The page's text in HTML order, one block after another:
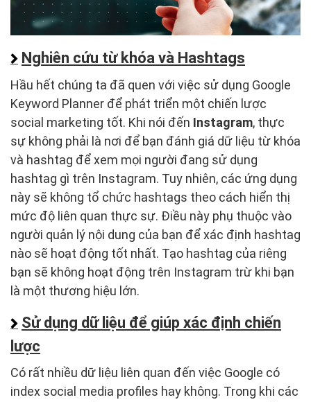
Nghiên cứu từ khóa và Hashtags
Hầu hết chúng ta đã quen với việc sử dụng Google
Keyword Planner để phát triển một chiến lược
social marketing tốt. Khi nói đến Instagram, thực
sự không phải là nơi để bạn đánh giá dữ liệu từ khóa
và hashtag để xem mọi người đang sử dụng
hashtag gì trên Instagram. Tuy nhiên, các ứng dụng
này sẽ không tổ chức hashtags theo cách hiển thị
mức độ liên quan thực sự. Điều này phụ thuộc vào
người quản lý nội dung của bạn để xác định hashtag
nào sẽ hoạt động tốt nhất. Tạo hashtag của riêng
bạn sẽ không hoạt động trên Instagram trừ khi bạn
là một thương hiệu lớn.
Sử dụng dữ liệu để giúp xác định chiến
lược
Có rất nhiều dữ liệu liên quan đến việc Google có
index social media profiles hay không. Trong khi các